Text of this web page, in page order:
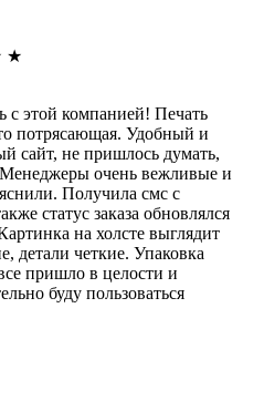
★
с этой компанией! Печать
потрясающая. Удобный и
сайт, не пришлось думать,
Менеджеры очень вежливые и
Получила смс с
статус заказа обновлялся
на холсте выглядит
детали четкие. Упаковка
пришло в целости и
буду пользоваться